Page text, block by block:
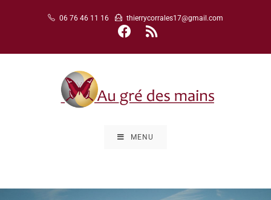
06 76 46 11 16 thierrycorrales17@gmail.com
MENU